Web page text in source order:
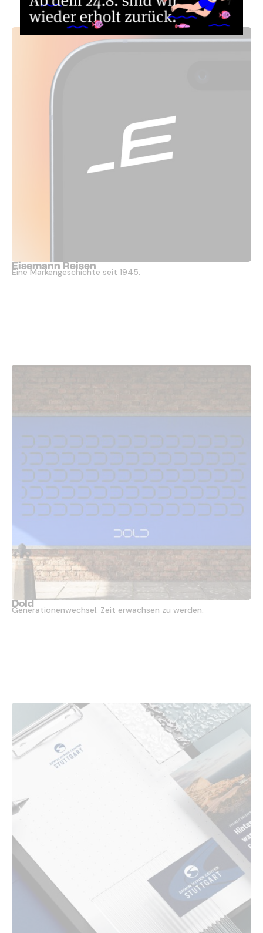
Eisemann Reisen
Eine Markengeschichte seit 1945.
Dold
Generationenwechsel. Zeit erwachsen zu werden.